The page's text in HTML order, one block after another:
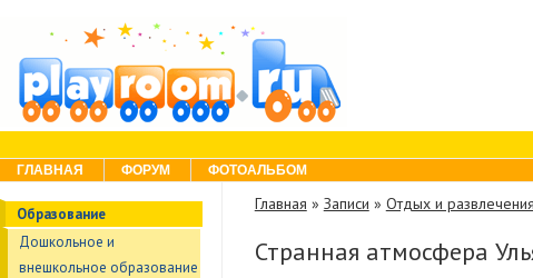
Menu
Skip to content
ГЛАВНАЯ ФОРУМ ФОТОАЛЬБОМ
Образование
Дошкольное и
внешкольное образование
Главная » Записи » Отдых и развлечения
Странная атмосфера